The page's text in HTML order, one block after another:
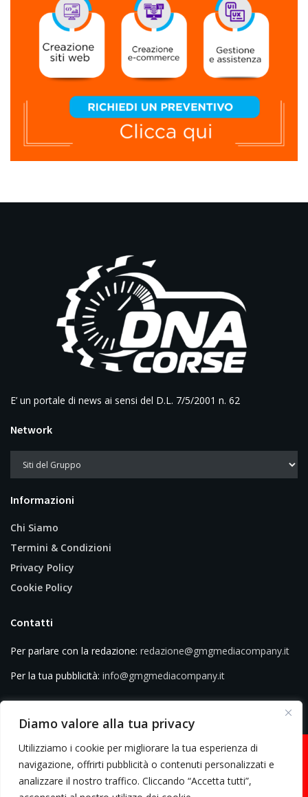
Diamo valore alla tua privacy
Utilizziamo i cookie per migliorare la tua esperienza di
navigazione, offrirti pubblicità o contenuti personalizzati e
analizzare il nostro traffico. Cliccando “Accetta tutti”,
E’ un portale di news ai sensi del D.L. 7/5/2001 n. 62
Network
Informazioni
Chi Siamo
Termini & Condizioni
Privacy Policy
Cookie Policy
Contatti
Per parlare con la redazione: redazione@gmgmediacompany.it
Per la tua pubblicità: info@gmgmediacompany.it
© 2026 GMG Media Company Di Mossutti Gianluca | Sede legale: Corso